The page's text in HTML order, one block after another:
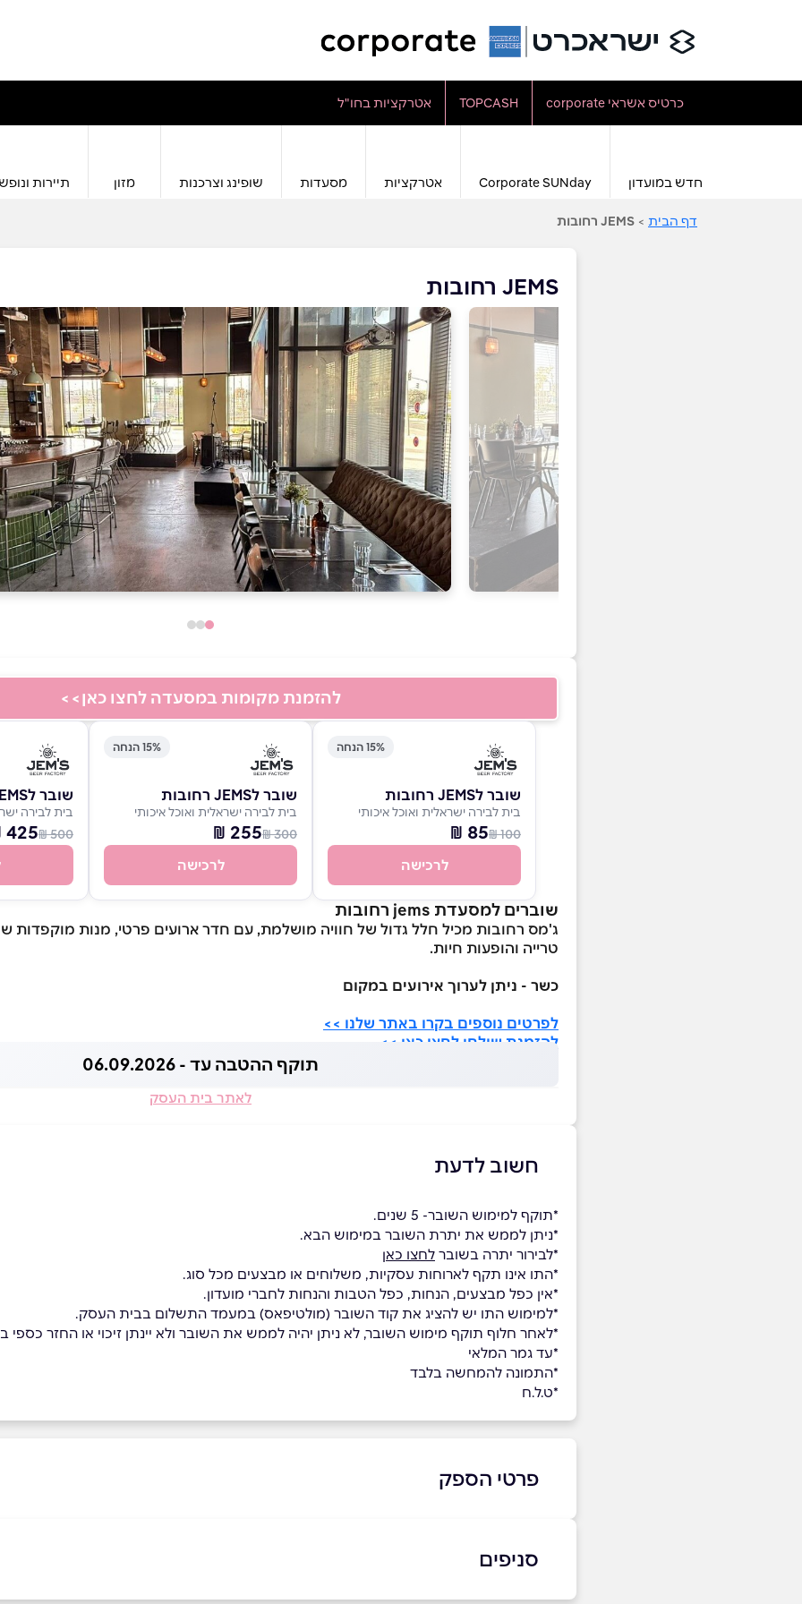
כרטיס אשראי corporate TOPCASH אטרקציות בחו"ל
חדש במועדון Corporate SUNday אטרקציות מסעדות שופינג וצרכנות מזון תיירות
דף הבית > JEMS רחובות
JEMS רחובות
להזמנת מקומות במסעדה לחצו כאן>>
15% הנחה
שובר לJEMS רחובות
בית לבירה ישראלית ואוכל איכותי
100 ₪
85 ₪
לרכישה
15% הנחה
שובר לJEMS רחובות
בית לבירה ישראלית ואוכל איכותי
300 ₪
255 ₪
לרכישה
שובר לJEMS רחובות
בית לבירה
500 ₪
425 ₪
שוברים למסעדת jems רחובות
ג'מס רחובות מכיל חלל גדול של חוויה מושלמת, עם חדר ארועים פרטי, מנות מוקפדות
טרייה והופעות חיות.
כשר - ניתן לערוך אירועים במקום
לפרטים נוספים בקרו באתר שלנו >>
להזמנת שולחן לחצו כאן >>
תוקף ההטבה עד - 06.09.2026
לאתר בית העסק
חשוב לדעת
*תוקף למימוש השובר- 5 שנים.
*ניתן לממש את יתרת השובר במימוש הבא.
*לבירור יתרה בשובר לחצו כאן
*התו אינו תקף לארוחות עסקיות, משלוחים או מבצעים מכל סוג.
*אין כפל מבצעים, הנחות, כפל הטבות והנחות לחברי מועדון.
*למימוש התו יש להציג את קוד השובר (מולטיפאס) במעמד התשלום בבית העסק.
*לאחר חלוף תוקף מימוש השובר, לא ניתן יהיה לממש את השובר ולא יינתן זיכוי או החזר כספי
*עד גמר המלאי
*התמונה להמחשה בלבד
*ט.ל.ח
פרטי הספק
באתר
סניפים